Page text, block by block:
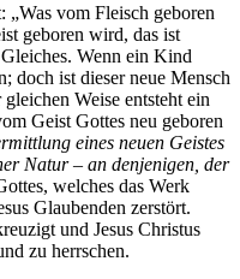
„Was vom Fleisch geboren
geboren wird, das ist
Wenn ein Kind
doch ist dieser neue Mensch
Weise entsteht ein
Geist Gottes neu geboren
eines neuen Geistes
Natur – an denjenigen, der
welches das Werk
Glaubenden zerstört.
und Jesus Christus
zu herrschen.